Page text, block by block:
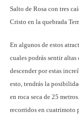
Salto de Rosa con tres
Cristo en la quebrada
En algunos de estos
cuales podrás sentir
descender por estas
esto, tendrás la
en roca seca de 25
recorridos en cuatrimoto